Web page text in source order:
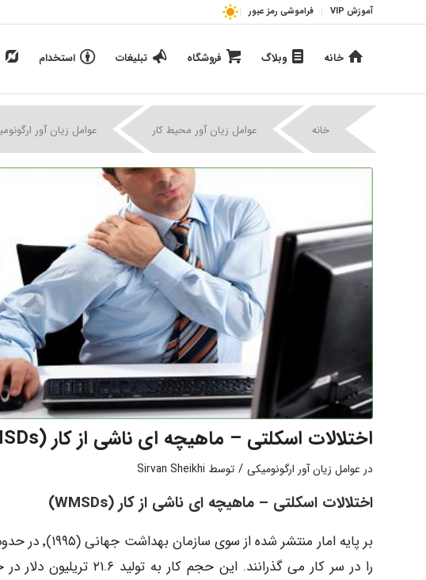
آموزش VIP فراموشی رمز عبور
خانه وبلاگ فروشگاه تبلیغات استخدام
خانه عوامل زیان آور محیط کار عوامل زیان آور
اختلالات اسکلتی – ماهیچه ای ناشی از کار (WMSDs)
در عوامل زیان آور ارگونومیکی / توسط Sirvan Sheikhi
اختلالات اسکلتی – ماهیچه ای ناشی از کار (WMSDs
)
را در سر کار می گذرانند.